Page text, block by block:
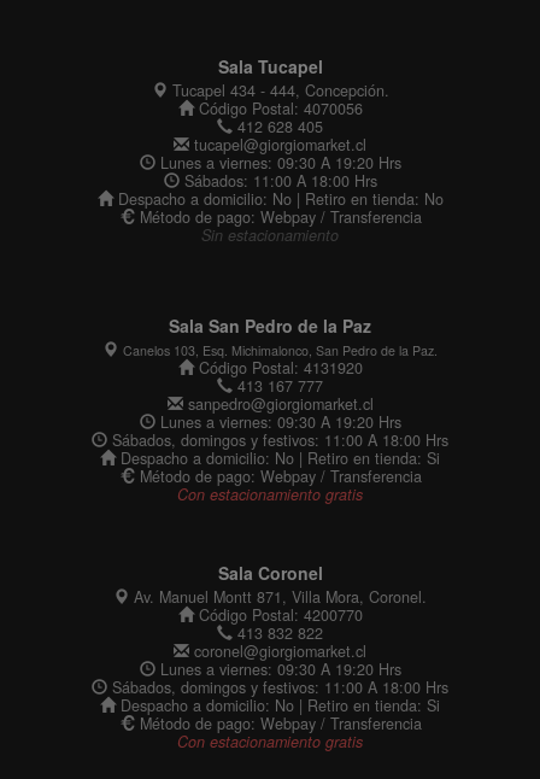
Sala Tucapel
Tucapel 434 - 444, Concepción.
Código Postal: 4070056
412 628 405
tucapel@giorgiomarket.cl
Lunes a viernes: 09:30 A 19:20 Hrs
Sábados: 11:00 A 18:00 Hrs
Despacho a domicilio: No | Retiro en tienda: No
Método de pago: Webpay / Transferencia
Sin estacionamiento
Sala San Pedro de la Paz
Canelos 103, Esq. Michimalonco, San Pedro de la Paz.
Código Postal: 4131920
413 167 777
sanpedro@giorgiomarket.cl
Lunes a viernes: 09:30 A 19:20 Hrs
Sábados, domingos y festivos: 11:00 A 18:00 Hrs
Despacho a domicilio: No | Retiro en tienda: Si
Método de pago: Webpay / Transferencia
Con estacionamiento gratis
Sala Coronel
Av. Manuel Montt 871, Villa Mora, Coronel.
Código Postal: 4200770
413 832 822
coronel@giorgiomarket.cl
Lunes a viernes: 09:30 A 19:20 Hrs
Sábados, domingos y festivos: 11:00 A 18:00 Hrs
Despacho a domicilio: No | Retiro en tienda: Si
Método de pago: Webpay / Transferencia
Con estacionamiento gratis